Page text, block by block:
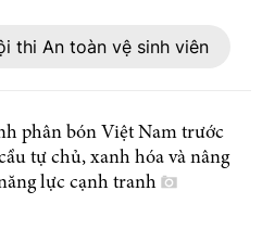
thi An toàn vệ sinh viên
phân bón Việt Nam trước
tự chủ, xanh hóa và nâng
lực cạnh tranh